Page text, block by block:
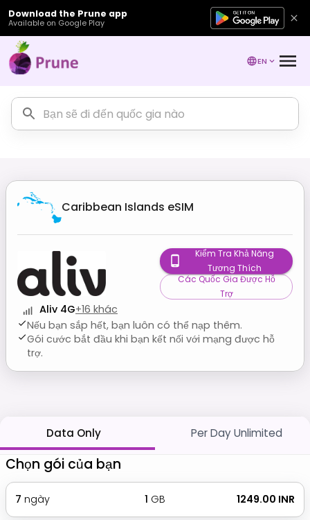
Download the Prune app
Available on Google Play
EN
Caribbean Islands eSIM
Aliv 4G+16 khác
Nếu bạn sắp hết, bạn luôn có thể nạp thêm.
Gói cước bắt đầu khi bạn kết nối với mạng được hỗ
trợ.
Kiểm Tra Khả Năng
Tương Thích
Các Quốc Gia Được Hỗ
Trợ
Data Only Per Day Unlimited
Chọn gói của bạn
7 ngày 1 GB ₹ 1249.00 INR